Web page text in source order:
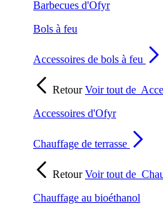
Barbecues d'Ofyr
Bols à feu
Accessoires de bols à feu
RetourVoir tout de
Accessoires d'Ofyr
Chauffage de terrasse
RetourVoir tout de
Chauffage au bioéthanol